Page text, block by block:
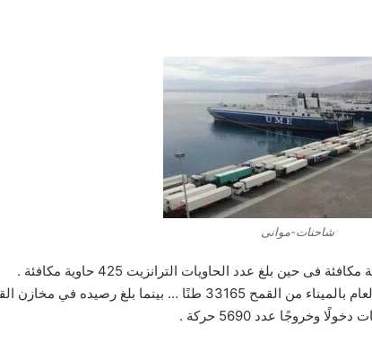
شاحنات-موانى
ووصل رصيد صومعة الحبوب والغلال للقطاع العام بالميناء من القمح 33165 طنًا … بينما بلغ رصيده في